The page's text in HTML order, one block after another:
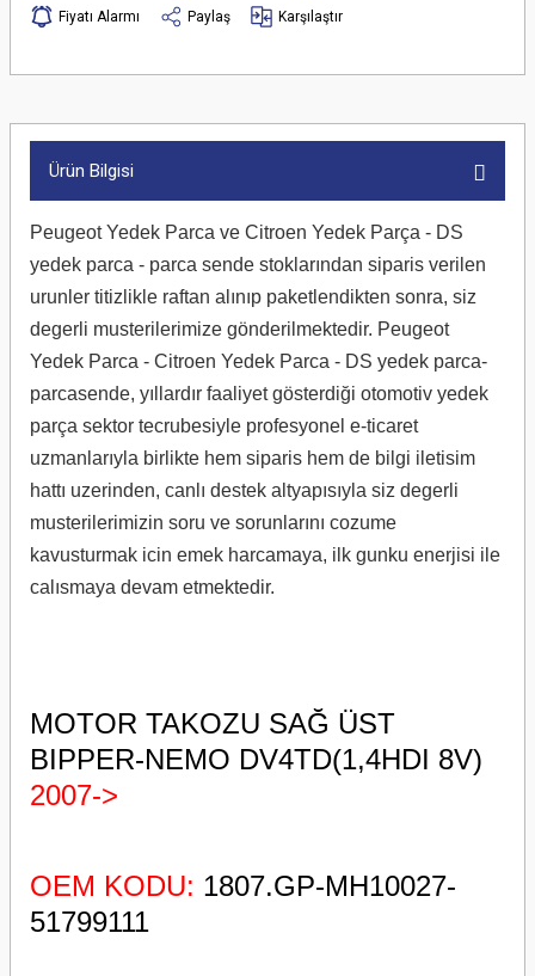
Fiyatı Alarmı
Paylaş Karşılaştır
Ürün Bilgisi
Peugeot Yedek Parca ve Citroen Yedek Parça - DS
yedek parca - parca sende stoklarından siparis verilen
urunler titizlikle raftan alınıp paketlendikten sonra, siz
degerli musterilerimize gönderilmektedir. Peugeot
Yedek Parca - Citroen Yedek Parca - DS yedek parca-
parcasende, yıllardır faaliyet gösterdiği otomotiv yedek
parça sektor tecrubesiyle profesyonel e-ticaret
uzmanlarıyla birlikte hem siparis hem de bilgi iletisim
hattı uzerinden, canlı destek altyapısıyla siz degerli
musterilerimizin soru ve sorunlarını cozume
kavusturmak icin emek harcamaya, ilk gunku enerjisi ile
calısmaya devam etmektedir.
MOTOR TAKOZU SAĞ ÜST
BIPPER-NEMO DV4TD(1,4HDI 8V)
2007->
OEM KODU: 1807.GP-MH10027-
51799111